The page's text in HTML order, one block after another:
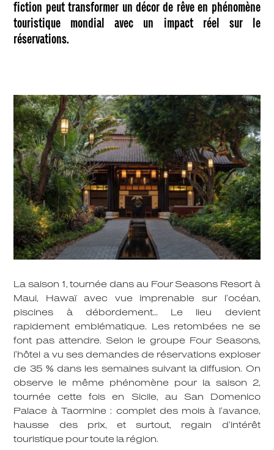
fiction peut transformer un décor de rêve en phénomène
touristique mondial avec un impact réel sur le
réservations.
La saison 1, tournée dans au Four Seasons Resort à
Maui, Hawaï avec vue imprenable sur l’océan,
piscines à débordement… Le lieu devient
rapidement emblématique. Les retombées ne se
font pas attendre. Selon le groupe Four Seasons,
l’hôtel a vu ses demandes de réservations exploser
de 35 % dans les semaines suivant la diffusion. On
observe le même phénomène pour la saison 2,
tournée cette fois en Sicile, au San Domenico
Palace à Taormine : complet des mois à l’avance,
hausse des prix, et surtout, regain d’intérêt
touristique pour toute la région.